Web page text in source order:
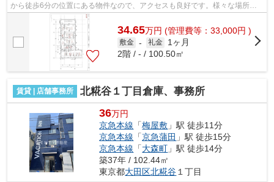
から徒歩6分の位置にある物件なので、アクセスも良好です。様々な場所へ
のアクセスがしやすくなる2駅利用可能な...
34.65万円 (管理費等：33,000円 )
敷金 - 礼金
1ヶ月
2階 / - / 100.50㎡
賃貸 | 店舗事務所 北糀谷１丁目倉庫、事務所
36万円
京急本線 「梅屋敷 」駅 徒歩11分
京急本線 「京急蒲田 」駅 徒歩15分
京急本線 「大森町 」駅 徒歩14分
築37年 / 102.44㎡
東京都大田区北糀谷１丁目